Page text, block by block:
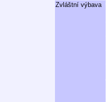
Zvláštní výbava